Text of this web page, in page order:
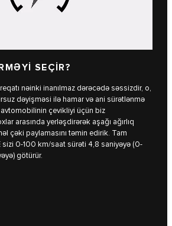
SEÇİR?
nəinki inanılmaz dərəcədə səssizdir, o,
dəyişməsi ilə hamar və ani sürətlənmə
çevikliyi üçün biz
arasında yerləşdirərək aşağı ağırlıq
çəki paylamasını təmin edirik. Tam
sizi 0-100 km/saat sürəti 4,8 saniyəyə (0-
götürür.